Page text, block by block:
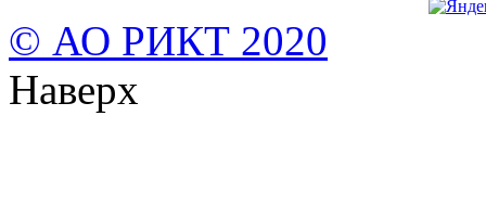
© АО РИКТ 2020
Наверх